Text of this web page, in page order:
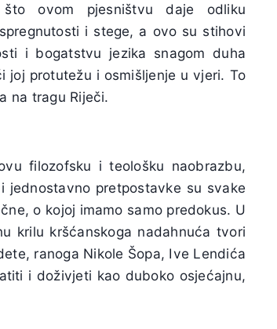
ovom pjesništvu daje odliku
i stege, a ovo su stihovi
i bogatstvu jezika snagom duha
joj protutežu i osmišljenje u vjeri. To
na tragu Riječi.
filozofsku i teološku naobrazbu,
jednostavno pretpostavke su svake
o kojoj imamo samo predokus. U
krilu kršćanskoga nadahnuća tvori
ranoga Nikole Šopa, Ive Lendića
i doživjeti kao duboko osjećajnu,